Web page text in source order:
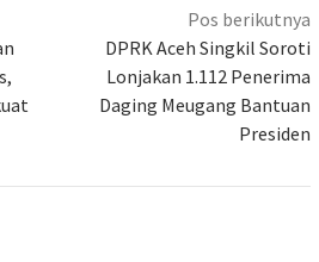
Pos berikutnya
DPRK Aceh Singkil Soroti
Lonjakan 1.112 Penerima
Daging Meugang Bantuan
Presiden